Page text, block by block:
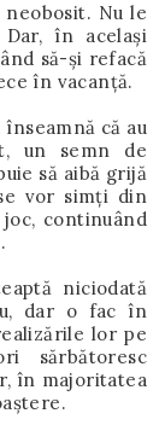
Nu le
în același
să-și refacă
în vacanță.
înseamnă că au
un semn de
să aibă grijă
vor simți din
continuând
niciodată
dar o fac în
lor pe
sărbătoresc
în majoritatea